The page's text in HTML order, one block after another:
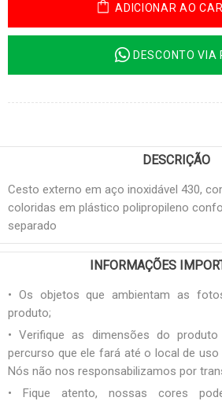
ADICIONAR AO
DESCONTO VIA
DESCRIÇÃO
Cesto externo em aço inoxidável 430,
coloridas em plástico polipropileno
separado
INFORMAÇÕES
• Os objetos que ambientam as
produto;
• Verifique as dimensões do
percurso que ele fará até o local de
Nós não nos responsabilizamos por
• Fique atento, nossas cores